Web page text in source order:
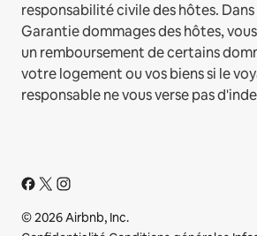
responsabilité civile des hôtes.
Garantie dommages des hôtes,
un remboursement de certains
votre logement ou vos biens si le
responsable ne vous verse pas
© 2026 Airbnb, Inc.